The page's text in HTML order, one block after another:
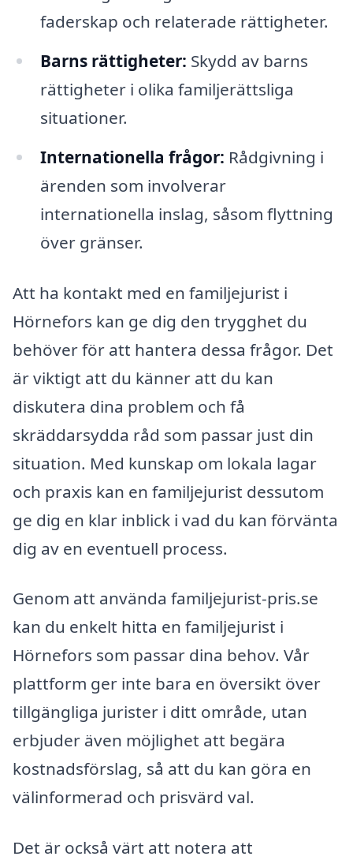
faderskap och relaterade rättigheter.
Barns rättigheter: Skydd av barns
rättigheter i olika familjerättsliga
situationer.
Internationella frågor: Rådgivning i
ärenden som involverar
internationella inslag, såsom flyttning
över gränser.
Att ha kontakt med en familjejurist i
Hörnefors kan ge dig den trygghet du
behöver för att hantera dessa frågor. Det
är viktigt att du känner att du kan
diskutera dina problem och få
skräddarsydda råd som passar just din
situation. Med kunskap om lokala lagar
och praxis kan en familjejurist dessutom
ge dig en klar inblick i vad du kan förvänta
dig av en eventuell process.
Genom att använda familjejurist-pris.se
kan du enkelt hitta en familjejurist i
Hörnefors som passar dina behov. Vår
plattform ger inte bara en översikt över
tillgängliga jurister i ditt område, utan
erbjuder även möjlighet att begära
kostnadsförslag, så att du kan göra en
välinformerad och prisvärd val.
Det är också värt att notera att